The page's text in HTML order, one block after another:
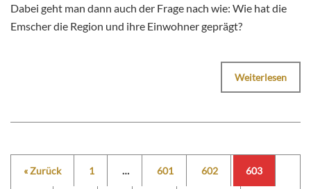
Dabei geht man dann auch der Frage nach wie: Wie hat die
Emscher die Region und ihre Einwohner geprägt?
Weiterlesen
« Zurück 1 … 601 602 603